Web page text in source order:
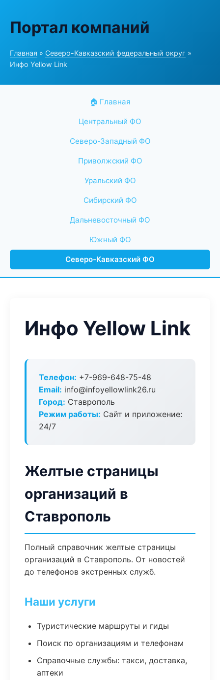
Портал компаний
Главная » Северо-Кавказский федеральный округ »
Инфо Yellow Link
🏠 Главная
Центральный ФО
Северо-Западный ФО
Приволжский ФО
Уральский ФО
Сибирский ФО
Дальневосточный ФО
Южный ФО
Северо-Кавказский ФО
Инфо Yellow Link
Телефон: +7-969-648-75-48
Email: info@infoyellowlink26.ru
Город: Ставрополь
Режим работы: Сайт и приложение:
24/7
Желтые страницы
организаций в
Ставрополь
Полный справочник желтые страницы
организаций в Ставрополь. От новостей
до телефонов экстренных служб.
Наши услуги
Туристические маршруты и гиды
Поиск по организациям и телефонам
Справочные службы: такси, доставка,
аптеки